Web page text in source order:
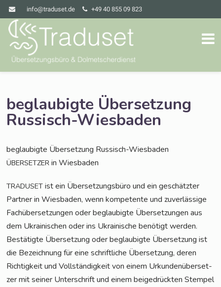
info@traduset.de +49 40 855 09 823
beglaubigte Übersetzung
Russisch-Wiesbaden
beglau­big­te Über­set­zung Russisch-Wiesbaden
ÜBERSETZER in Wiesbaden
TRADUSET ist ein Über­set­zungs­bü­ro und ein geschätz­ter
Part­ner in Wies­ba­den, wenn kom­pe­ten­te und zuver­läs­si­ge
Fach­über­set­zun­gen oder beglau­big­te Über­set­zun­gen aus
dem Ukrai­ni­schen oder ins Ukrai­ni­sche benö­tigt werden.
Bestä­tig­te Über­set­zung oder beglau­big­te Über­set­zung ist
die Bezeich­nung für eine schrift­li­che Über­set­zung, deren
Rich­tig­keit und Voll­stän­dig­keit von einem Urkun­den­über­set­
zer mit sei­ner Unter­schrift und einem bei­gedrück­ten Stem­pel